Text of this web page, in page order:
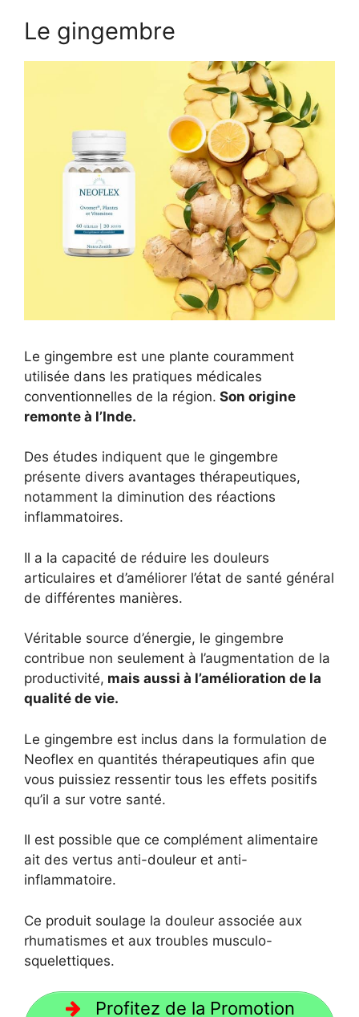
Le gingembre
Le gingembre est une plante couramment
utilisée dans les pratiques médicales
conventionnelles de la région. Son origine
remonte à l’Inde.
Des études indiquent que le gingembre
présente divers avantages thérapeutiques,
notamment la diminution des réactions
inflammatoires.
Il a la capacité de réduire les douleurs
articulaires et d’améliorer l’état de santé général
de différentes manières.
Véritable source d’énergie, le gingembre
contribue non seulement à l’augmentation de la
productivité, mais aussi à l’amélioration de la
qualité de vie.
Le gingembre est inclus dans la formulation de
Neoflex en quantités thérapeutiques afin que
vous puissiez ressentir tous les effets positifs
qu’il a sur votre santé.
Il est possible que ce complément alimentaire
ait des vertus anti-douleur et anti-
inflammatoire.
Ce produit soulage la douleur associée aux
rhumatismes et aux troubles musculo-
squelettiques.
Profitez de la Promotion